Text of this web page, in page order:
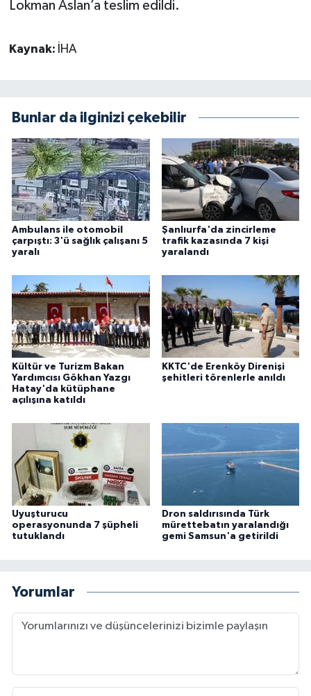
Lokman Aslan’a teslim edildi.
Kaynak: İHA
Bunlar da ilginizi çekebilir
Ambulans ile otomobil
çarpıştı: 3'ü sağlık çalışanı 5
yaralı
Şanlıurfa'da zincirleme
trafik kazasında 7 kişi
yaralandı
Kültür ve Turizm Bakan
Yardımcısı Gökhan Yazgı
Hatay'da kütüphane
açılışına katıldı
KKTC'de Erenköy Direnişi
şehitleri törenlerle anıldı
Uyuşturucu
operasyonunda 7 şüpheli
tutuklandı
Dron saldırısında Türk
mürettebatın yaralandığı
gemi Samsun'a getirildi
Yorumlar